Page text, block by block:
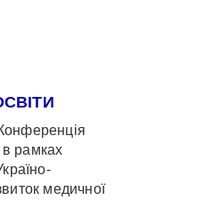
в рамках
медичної